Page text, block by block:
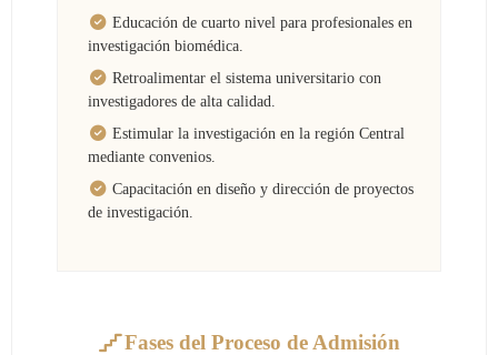
Educación de cuarto nivel para profesionales en
investigación biomédica.
Retroalimentar el sistema universitario con
investigadores de alta calidad.
Estimular la investigación en la región Central
mediante convenios.
Capacitación en diseño y dirección de proyectos
de investigación.
Fases del Proceso de Admisión